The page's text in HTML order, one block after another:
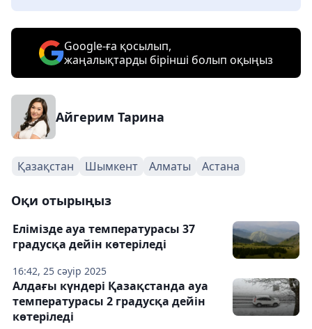
Google-ға қосылып,
жаңалықтарды бірінші болып оқыңыз
Айгерим Тарина
Қазақстан Шымкент Алматы Астана
Оқи отырыңыз
16:42, 25 сәуір 2025
Елімізде ауа температурасы 37
градусқа дейін көтеріледі
Алдағы күндері Қазақстанда ауа
температурасы 2 градусқа дейін
көтеріледі